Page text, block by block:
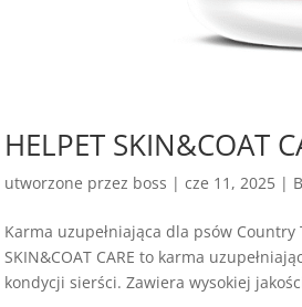
HELPET SKIN&COAT
utworzone przez boss |cze 11, 2025 |
Karma uzupełniająca dla psów Country
SKIN&COAT CARE to karma
kondycji sierści. Zawiera wysokiej